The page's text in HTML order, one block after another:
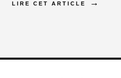
LIRE CET ARTICLE